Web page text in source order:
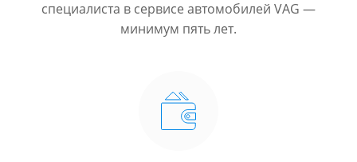
специалиста в сервисе автомобилей VAG —
минимум пять лет.